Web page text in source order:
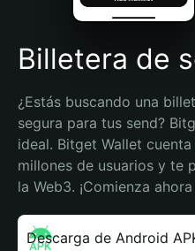
Español (Argentina)
Billetera de
¿Estás buscando una
segura para tus send?
ideal. Bitget Wallet
millones de usuarios y te
la Web3. ¡Comienza
Descarga de Android